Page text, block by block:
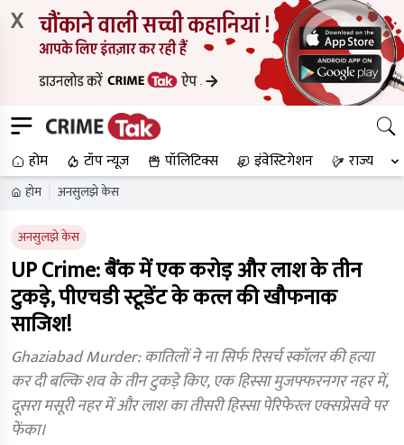
X
होम टॉप न्यूज पॉलिटिक्स इंवेस्टिगेशन राज्य
होम अनसुलझे केस
अनसुलझे केस
UP Crime: बैंक में एक करोड़ और लाश के तीन
टुकड़े, पीएचडी स्टूडेंट के कत्ल की खौफनाक
साजिश!
Ghaziabad Murder: कातिलों ने ना सिर्फ रिसर्च स्कॉलर की हत्या
कर दी बल्कि शव के तीन टुकड़े किए, एक हिस्सा मुजफ्फरनगर नहर में,
दूसरा मसूरी नहर में और लाश का तीसरी हिस्सा पेरिफेरल एक्सप्रेसवे पर
फेंका।